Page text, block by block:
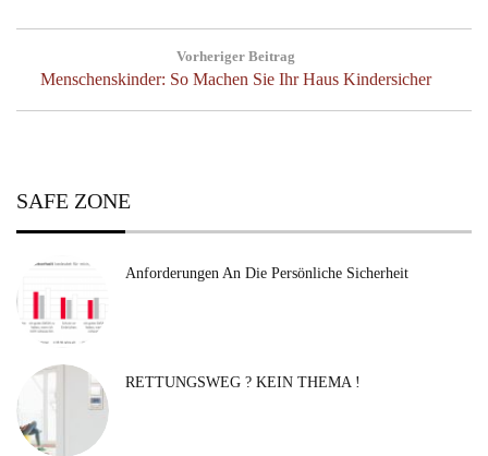
Vorheriger Beitrag
Previous
Menschenskinder: So Machen Sie Ihr Haus Kindersicher
SAFE ZONE
Anforderungen An Die Persönliche Sicherheit
RETTUNGSWEG ? KEIN THEMA !